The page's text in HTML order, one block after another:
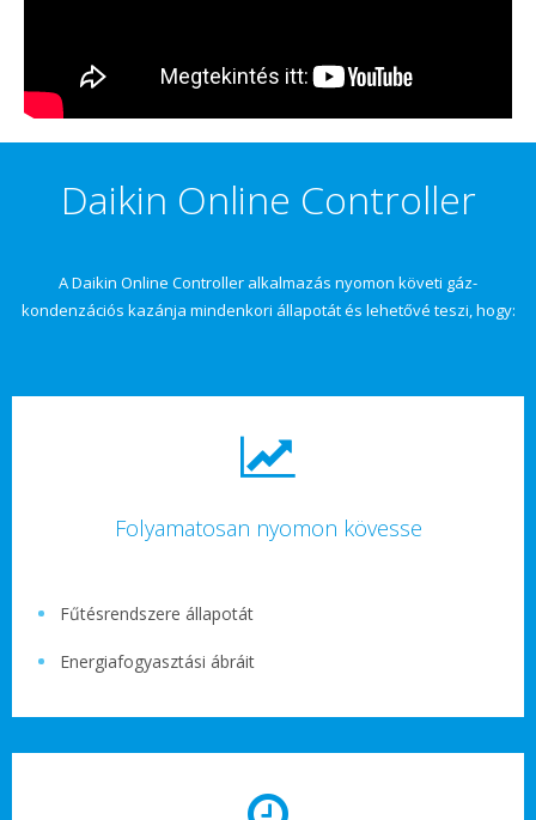
Daikin Online Controller
A Daikin Online Controller alkalmazás nyomon követi gáz-
kondenzációs kazánja mindenkori állapotát és lehetővé teszi, hogy:
Folyamatosan nyomon kövesse
Fűtésrendszere állapotát
Energiafogyasztási ábráit